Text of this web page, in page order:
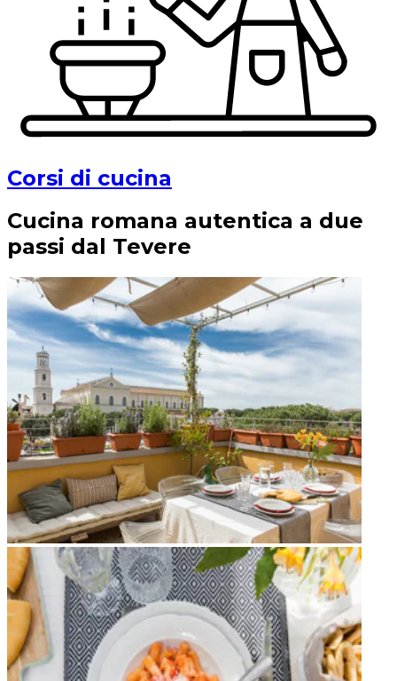
Corsi di cucina
Cucina romana autentica a due
passi dal Tevere